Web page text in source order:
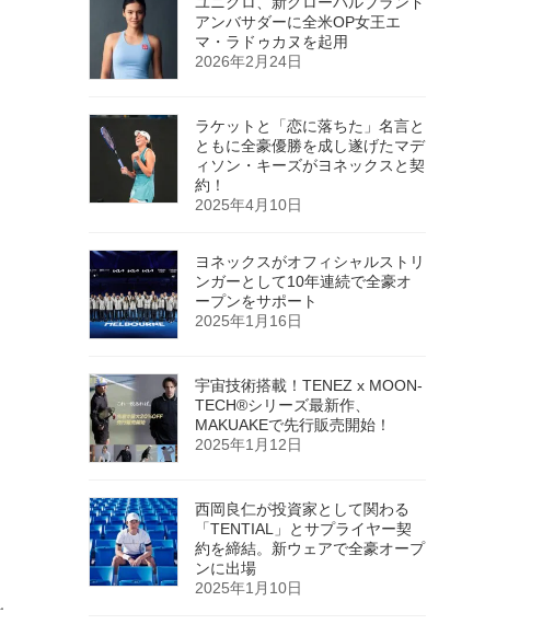
アンバサダーに全米OP女王エ
マ・ラドゥカヌを起用
2026年2月24日
ラケットと「恋に落ちた」名言と
ともに全豪優勝を成し遂げたマデ
ィソン・キーズがヨネックスと契
約！
2025年4月10日
ヨネックスがオフィシャルストリ
ンガーとして10年連続で全豪オ
ープンをサポート
2025年1月16日
宇宙技術搭載！TENEZ x MOON-
TECH®シリーズ最新作、
MAKUAKEで先行販売開始！
2025年1月12日
西岡良仁が投資家として関わる
「TENTIAL」とサプライヤー契
約を締結。新ウェアで全豪オープ
ンに出場
2025年1月10日